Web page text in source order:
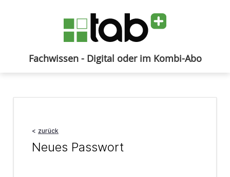
Fachwissen - Digital oder im Kombi-Abo